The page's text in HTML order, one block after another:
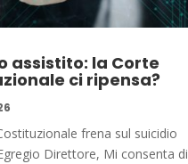
assistito: la Corte
ci ripensa?
frena sul suicidio
Direttore, Mi consenta di